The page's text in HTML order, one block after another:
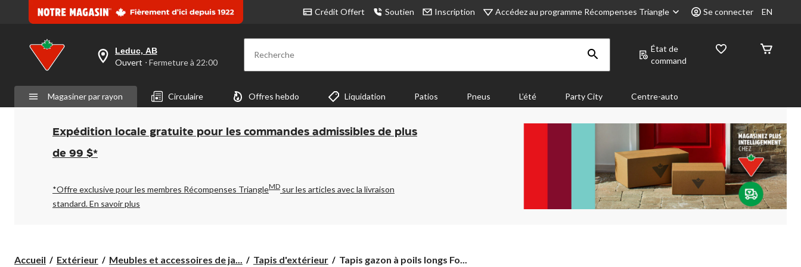
Crédit Offert Soutien Inscription Accédez au programme Récompenses Triangle Se connecter EN
votre
est
Leduc,
AB,
Ouvert,
Fermeture
à
pour
changer
Leduc, AB
Ouvert ⋅ Fermeture à 22:00 Recherche
État de
command
Magasiner par rayon Circulaire Offres hebdo Liquidation Patios Pneus L’été Party City Centre-auto
Expédition locale gratuite pour les commandes admissibles de plus
de 99 $*
*Offre exclusive pour les membres Récompenses TriangleMD sur les articles avec la livraison
standard.En savoir plus
Accueil Extérieur Meubles et accessoires de ja... Tapis d'extérieur
Tapis
Tapis gazon à poils longs Fo...